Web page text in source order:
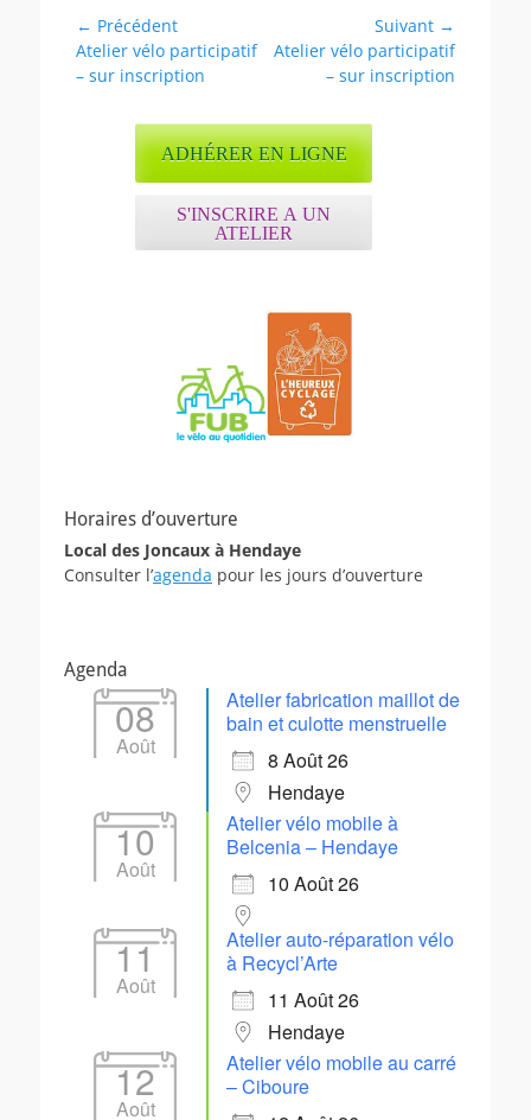
Navigation
de
l’article
← Précédent
Article
précédent :
Atelier vélo participatif
– sur inscription
Suivant →
Article
suivant :
Atelier vélo participatif
– sur inscription
ADHÉRER EN LIGNE
S'INSCRIRE A UN
ATELIER
Horaires d’ouverture
Local des Joncaux à Hendaye
Consulter l’agenda pour les jours d’ouverture
Agenda
08
Août
Atelier fabrication maillot de
bain et culotte menstruelle
8 Août 26
Hendaye
10
Août
Atelier vélo mobile à
Belcenia – Hendaye
10 Août 26
11
Août
Atelier auto-réparation vélo
à Recycl’Arte
11 Août 26
Hendaye
12
Août
Atelier vélo mobile au carré
– Ciboure